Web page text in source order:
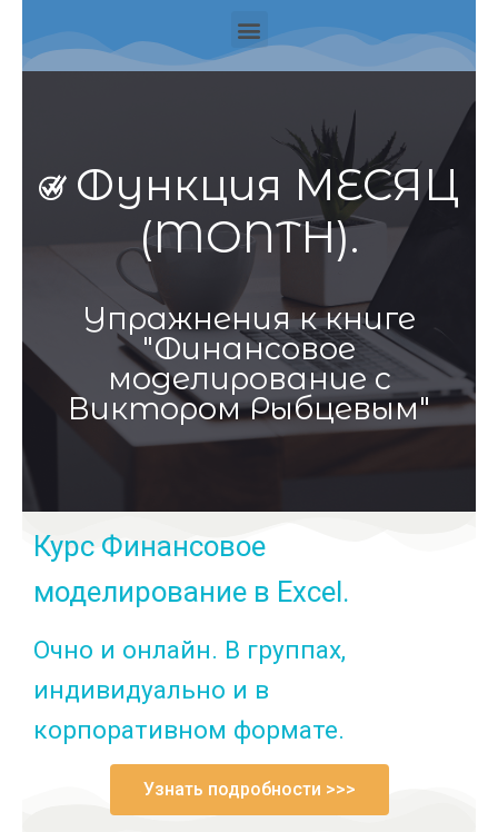
Функция МЕСЯЦ
(MONTH).
Упражнения к книге
"Финансовое
моделирование с
Виктором Рыбцевым"
Курс Финансовое
моделирование в Excel.
Очно и онлайн. В группах,
индивидуально и в
корпоративном формате.
Узнать подробности >>>